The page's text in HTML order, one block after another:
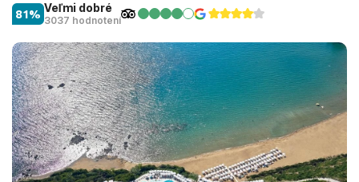
Veľmi dobré
3037 hodnotení
81%